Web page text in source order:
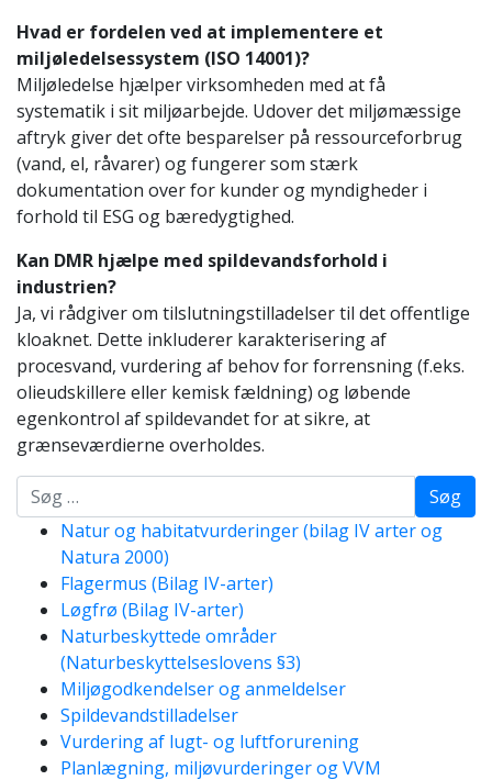
Hvad er fordelen ved at implementere et
miljøledelsessystem (ISO 14001)?
Miljøledelse hjælper virksomheden med at få
systematik i sit miljøarbejde. Udover det miljømæssige
aftryk giver det ofte besparelser på ressourceforbrug
(vand, el, råvarer) og fungerer som stærk
dokumentation over for kunder og myndigheder i
forhold til ESG og bæredygtighed.
Kan DMR hjælpe med spildevandsforhold i
industrien?
Ja, vi rådgiver om tilslutningstilladelser til det offentlige
kloaknet. Dette inkluderer karakterisering af
procesvand, vurdering af behov for forrensning (f.eks.
olieudskillere eller kemisk fældning) og løbende
egenkontrol af spildevandet for at sikre, at
grænseværdierne overholdes.
Søg
Natur og habitatvurderinger (bilag IV arter og
Natura 2000)
Flagermus (Bilag IV-arter)
Løgfrø (Bilag IV-arter)
Naturbeskyttede områder
(Naturbeskyttelseslovens §3)
Miljøgodkendelser og anmeldelser
Spildevandstilladelser
Vurdering af lugt- og luftforurening
Planlægning, miljøvurderinger og VVM